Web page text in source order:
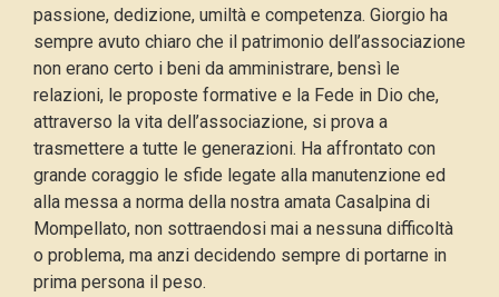
passione, dedizione, umiltà e competenza. Giorgio ha
sempre avuto chiaro che il patrimonio dell’associazione
non erano certo i beni da amministrare, bensì le
relazioni, le proposte formative e la Fede in Dio che,
attraverso la vita dell’associazione, si prova a
trasmettere a tutte le generazioni. Ha affrontato con
grande coraggio le sfide legate alla manutenzione ed
alla messa a norma della nostra amata Casalpina di
Mompellato, non sottraendosi mai a nessuna difficoltà
o problema, ma anzi decidendo sempre di portarne in
prima persona il peso.